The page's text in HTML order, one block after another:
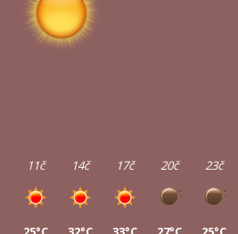
11č 14č 17č 20č 23č